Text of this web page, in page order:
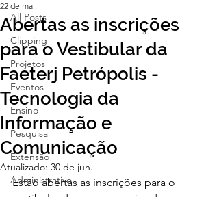
All Posts
Clipping
Projetos
Eventos
Ensino
Pesquisa
Extensão
Administrativo
Abertas as inscrições
para o Vestibular da
Faeterj Petrópolis -
Tecnologia da
Informação e
Comunicação
22 de mai.
Atualizado: 30 de jun.
Estão abertas as inscrições para o